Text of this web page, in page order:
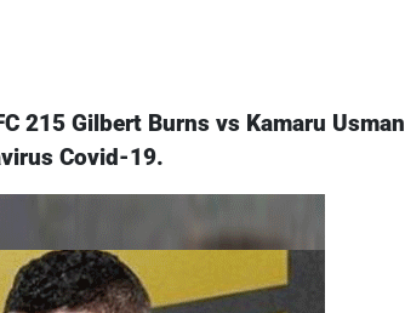
215 Gilbert Burns vs Kamaru Usman
Covid-19.